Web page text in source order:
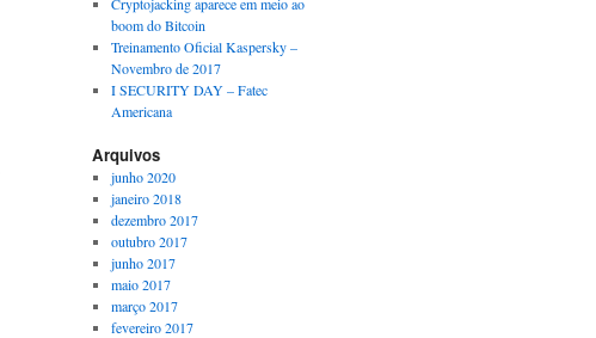
boom do Bitcoin
Treinamento Oficial Kaspersky –
Novembro de 2017
I SECURITY DAY – Fatec
Americana
Arquivos
junho 2020
janeiro 2018
dezembro 2017
outubro 2017
junho 2017
maio 2017
março 2017
fevereiro 2017